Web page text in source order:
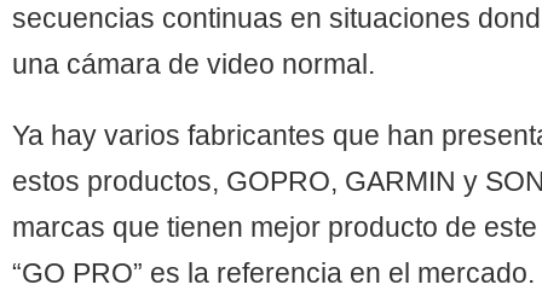
secuencias continuas en situaciones
una cámara de video normal.
Ya hay varios fabricantes que han
estos productos, GOPRO, GARMIN y
marcas que tienen mejor producto de
“GO PRO” es la referencia en el